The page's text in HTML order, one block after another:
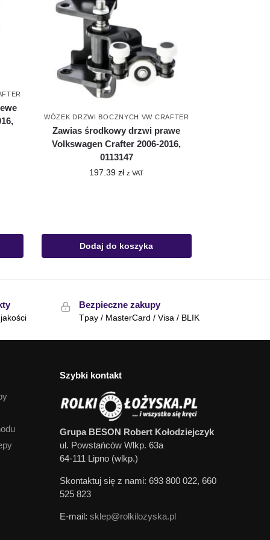
WÓZEK DRZWI BOCZNYCH VW CRAFTER
Zawias środkowy drzwi prawe
Volkswagen Crafter 2006-2016,
0113147
197.39zł z VAT
Dodaj do koszyka
Bezpieczne zakupy
Tpay / MasterCard / Visa / BLIK
Szybki kontakt
Grupa BESON Robert Kołodziejczyk
ul. Powstańców Wlkp. 63a
64-111 Lipno (wlkp.)
Skontaktuj się z nami: 693 800 022, 660
525 823
E-mail: sklep@rolkilozyska.pl